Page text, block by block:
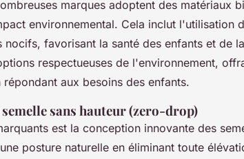
marques adoptent des matériaux
environnemental. Cela inclut l'utilisation
nocifs, favorisant la santé des enfants et de
respectueuses de l'environnement,
aux besoins des enfants.
semelle sans hauteur (zero-drop)
est la conception innovante des
posture naturelle en éliminant toute